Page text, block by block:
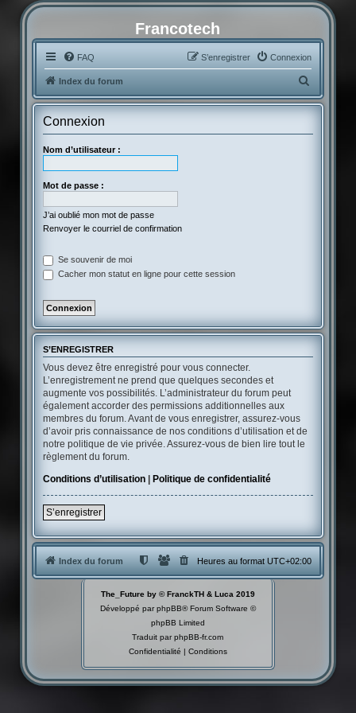
Francotech
FAQ Connexion
S’enregistrer
Index du forum
e
Connexion
Nom d’utilisateur :
Mot de passe :
J’ai oublié mon mot de passe
Renvoyer le courriel de confirmation
Se souvenir de moi
Cacher mon statut en ligne pour cette session
S’ENREGISTRER
Vous devez être enregistré pour vous connecter.
L’enregistrement ne prend que quelques secondes et
augmente vos possibilités. L’administrateur du forum peut
également accorder des permissions additionnelles aux
membres du forum. Avant de vous enregistrer, assurez-vous
d’avoir pris connaissance de nos conditions d’utilisation et de
notre politique de vie privée. Assurez-vous de bien lire tout le
règlement du forum.
Conditions d’utilisation| Politique de confidentialité
S’enregistrer
Index du forum Heures au formatUTC+02:00
The_Future by © FranckTH & Luca 2019
Développé parphpBB® Forum Software ©
phpBB Limited
Traduit parphpBB-fr.com
Confidentialité | Conditions